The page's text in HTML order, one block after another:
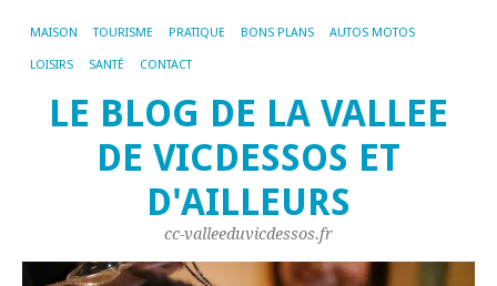
MAISON TOURISME PRATIQUE BONS PLANS AUTOS MOTOS
LOISIRS SANTÉ CONTACT
LE BLOG DE LA VALLEE
DE VICDESSOS ET
D'AILLEURS
cc-valleeduvicdessos.fr